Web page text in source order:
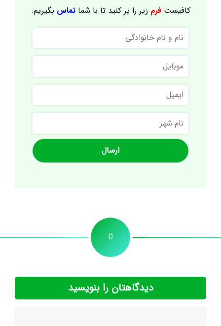
کافیستفرم زیر را پر کنید تا با شماتماس بگیریم.
نام
و
نام
خانوادگی
موبایل
ایمیل
نام
شهر
0
دیدگاهتان را بنویسید